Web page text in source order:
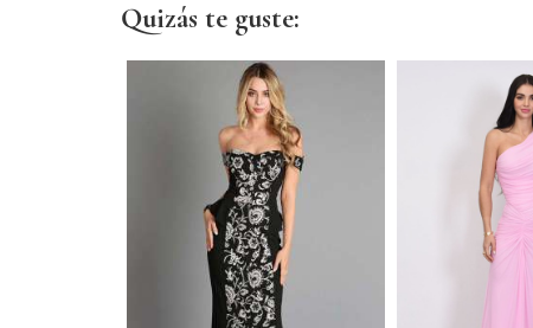
Quizás te guste: